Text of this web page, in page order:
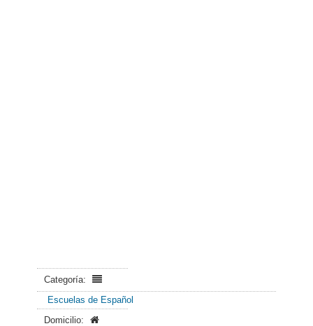
Categoría:
Escuelas de Español
Domicilio: